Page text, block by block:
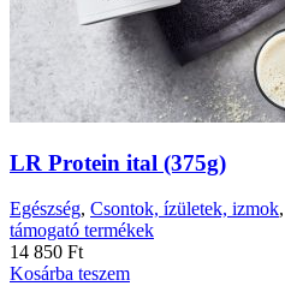
LR Protein ital (375g)
Egészség, Csontok, ízületek, izmok,
támogató termékek
14 850 Ft
Kosárba teszem